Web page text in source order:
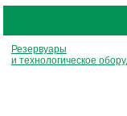
Резервуары
и технологическое